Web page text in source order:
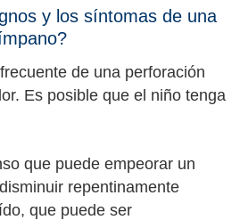
y los síntomas de una
de una perforación
Es posible que el niño tenga
que puede empeorar un
repentinamente
que puede ser